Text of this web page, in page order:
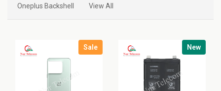
Oneplus Backshell
View All
Sale New